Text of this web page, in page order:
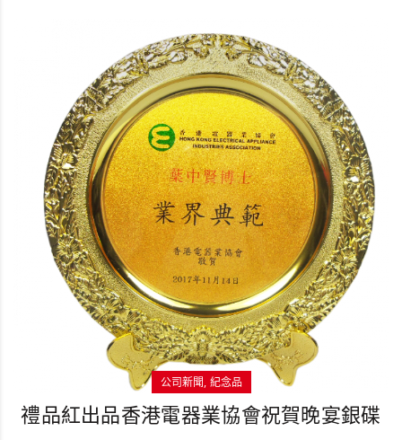
公司新聞 紀念品
禮品紅出品香港電器業協會祝賀晚宴銀碟